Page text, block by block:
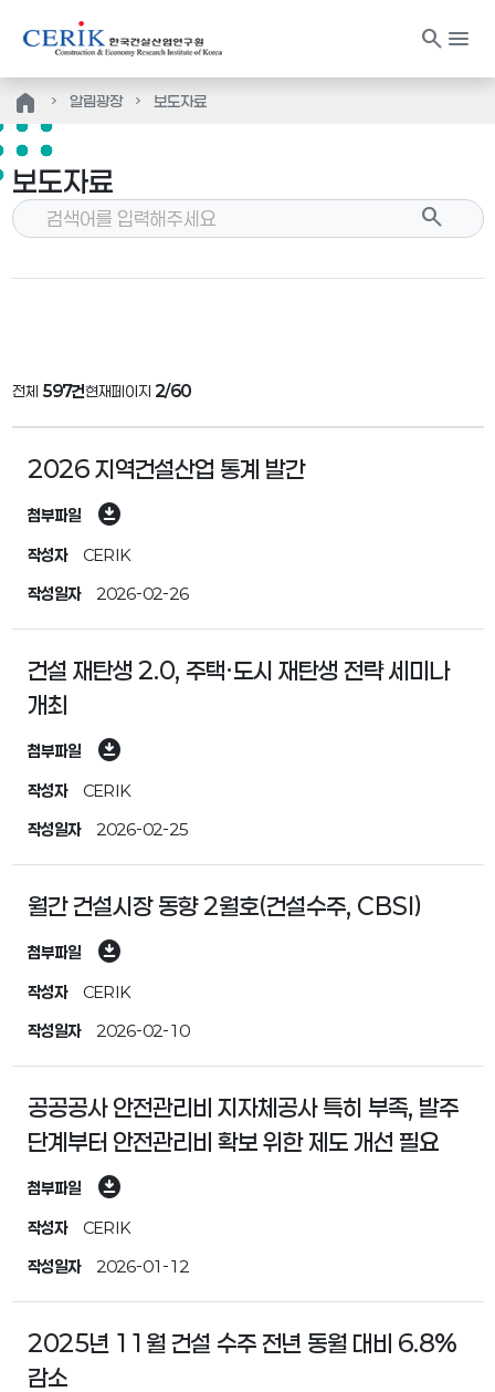
search menu
home 알림광장 보도자료
보도자료
search
전체 597건현재페이지 2/60
2026 지역건설산업 통계 발간
첨부파일 download_for_offline
작성자 CERIK
작성일자 2026-02-26
건설 재탄생 2.0, 주택·도시 재탄생 전략 세미나
개최
첨부파일 download_for_offline
작성자 CERIK
작성일자 2026-02-25
월간 건설시장 동향 2월호(건설수주, CBSI)
첨부파일 download_for_offline
작성자 CERIK
작성일자 2026-02-10
공공공사 안전관리비 지자체공사 특히 부족, 발주
단계부터 안전관리비 확보 위한 제도 개선 필요
첨부파일 download_for_offline
작성자 CERIK
작성일자 2026-01-12
2025년 11월 건설 수주 전년 동월 대비 6.8%
감소